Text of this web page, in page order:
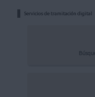
Servicios de tramitación digital